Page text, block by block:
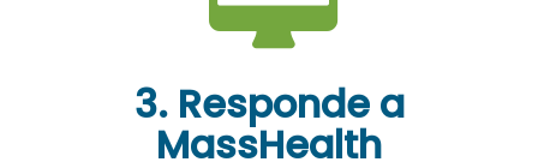
3. Responde a
MassHealth